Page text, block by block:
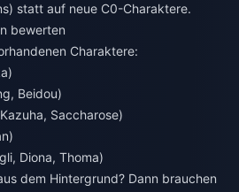
statt auf neue C0-Charaktere.
bewerten
Charaktere:
Beidou)
Saccharose)
Diona, Thoma)
dem Hintergrund? Dann brauchen